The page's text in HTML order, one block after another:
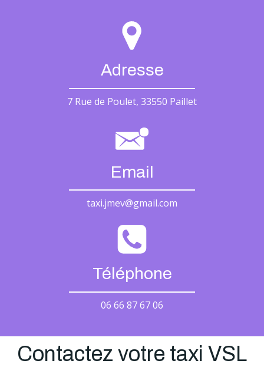
Adresse
7 Rue de Poulet, 33550 Paillet
Email
taxi.jmev@gmail.com
Téléphone
06 66 87 67 06
Contactez votre taxi VSL